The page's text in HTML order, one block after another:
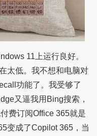
11上运行良好。
太低。我不想和电脑对
功能了。我受够了
又逼我用Bing搜索，
费订阅Office 365就是
变成了Copilot 365，当